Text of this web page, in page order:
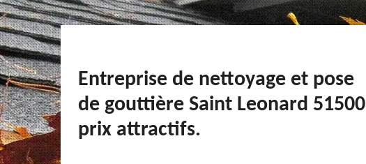
Entreprise de nettoyage et pose
de gouttière Saint Leonard 51500
prix attractifs.